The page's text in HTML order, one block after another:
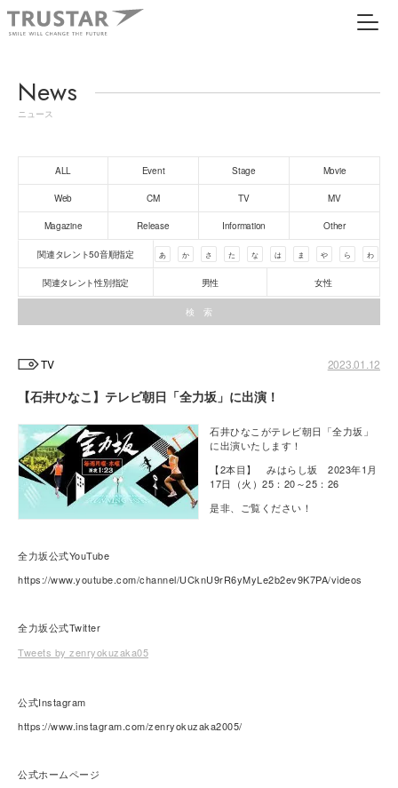
News
ニュース
ALL Event Stage Movie
Web CM TV MV
Magazine Release Information Other
関連タレント50音順指定 あ か さ た な は ま や ら わ
関連タレント性別指定 男性 女性
TV 2023.01.12
【石井ひなこ】テレビ朝日「全力坂」に出演！
石井ひなこがテレビ朝日「全力坂」
に出演いたします！
【2本目】 みはらし坂 2023年1月
17日（火）25：20～25：26
是非、ご覧ください！
全力坂公式YouTube
https://www.youtube.com/channel/UCknU9rR6yMyLe2b2ev9K7PA/videos
全力坂公式Twitter
Tweets by zenryokuzaka05
公式Instagram
https://www.instagram.com/zenryokuzaka2005/
公式ホームページ